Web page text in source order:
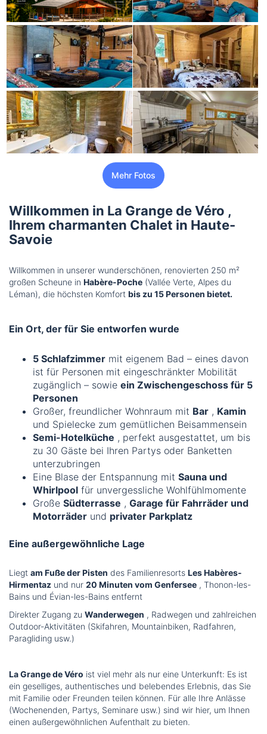
Mehr Fotos
Willkommen in La Grange de Véro ,
Ihrem charmanten Chalet in Haute-
Savoie
Willkommen in unserer wunderschönen, renovierten 250 m²
großen Scheune in Habère-Poche (Vallée Verte, Alpes du
Léman), die höchsten Komfort bis zu 15 Personen bietet.
Ein Ort, der für Sie entworfen wurde
5 Schlafzimmer mit eigenem Bad – eines davon
ist für Personen mit eingeschränkter Mobilität
zugänglich – sowie ein Zwischengeschoss für 5
Personen
Großer, freundlicher Wohnraum mit Bar , Kamin
und Spielecke zum gemütlichen Beisammensein
Semi-Hotelküche , perfekt ausgestattet, um bis
zu 30 Gäste bei Ihren Partys oder Banketten
unterzubringen
Eine Blase der Entspannung mit Sauna und
Whirlpool für unvergessliche Wohlfühlmomente
Große Südterrasse , Garage für Fahrräder und
Motorräder und privater Parkplatz
Eine außergewöhnliche Lage
Liegt am Fuße der Pisten des Familienresorts Les Habères-
Hirmentaz und nur 20 Minuten vom Genfersee , Thonon-les-
Bains und Évian-les-Bains entfernt
Direkter Zugang zu Wanderwegen , Radwegen und zahlreichen
Outdoor-Aktivitäten (Skifahren, Mountainbiken, Radfahren,
Paragliding usw.)
La Grange de Véro ist viel mehr als nur eine Unterkunft: Es ist
ein geselliges, authentisches und belebendes Erlebnis, das Sie
mit Familie oder Freunden teilen können. Für alle Ihre Anlässe
(Wochenenden, Partys, Seminare usw.) sind wir hier, um Ihnen
einen außergewöhnlichen Aufenthalt zu bieten.